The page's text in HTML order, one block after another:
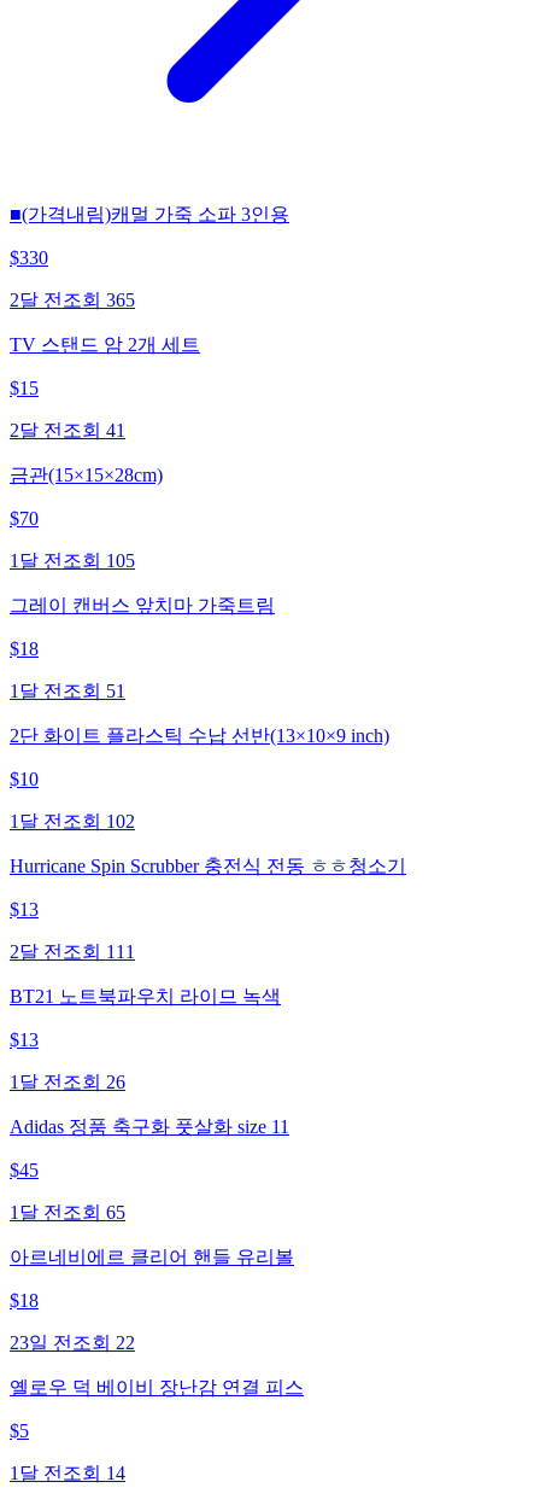
■(가격내림)캐멀 가죽 소파 3인용
$330
2달 전 조회 365
TV 스탠드 암 2개 세트
$15
2달 전 조회 41
금관(15×15×28cm)
$70
1달 전 조회 105
그레이 캔버스 앞치마 가죽트림
$18
1달 전 조회 51
2단 화이트 플라스틱 수납 선반(13×10×9 inch)
$10
1달 전 조회 102
Hurricane Spin Scrubber 충전식 전동 ㅎㅎ청소기
$13
2달 전 조회 111
BT21 노트북파우치 라이므 녹색
$13
1달 전 조회 26
Adidas 정품 축구화 풋살화 size 11
$45
1달 전 조회 65
아르네비에르 클리어 핸들 유리볼
$18
23일 전 조회 22
옐로우 덕 베이비 장난감 연결 피스
$5
1달 전 조회 14